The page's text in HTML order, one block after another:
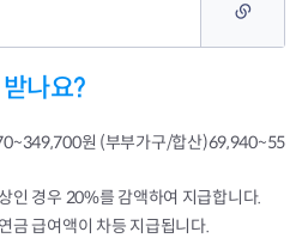
나요?
원 (부부가구/합산)69,940~55
인 경우 20%를 감액하여 지급합니다.
금 급여액이 차등 지급됩니다.